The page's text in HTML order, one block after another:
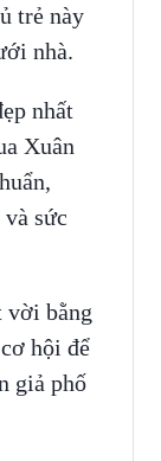
trẻ này
nhà.
nhất
Xuân
sức
vời bằng
hội để
giả phố